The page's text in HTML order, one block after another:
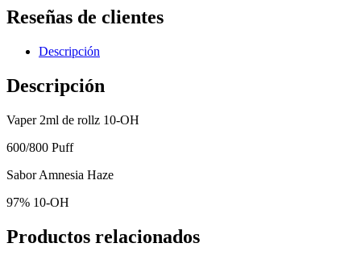
Reseñas de clientes
Descripción
Descripción
Vaper 2ml de rollz 10-OH
600/800 Puff
Sabor Amnesia Haze
97% 10-OH
Productos relacionados